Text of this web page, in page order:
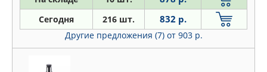
Сегодня 216 шт. 832 р.
Другие предложения (7) от 903 р.